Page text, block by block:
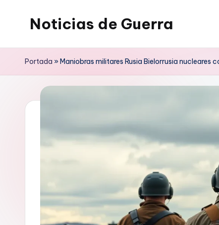
Noticias de Guerra
Portada »Maniobras militares Rusia Bielorrusia nucleares